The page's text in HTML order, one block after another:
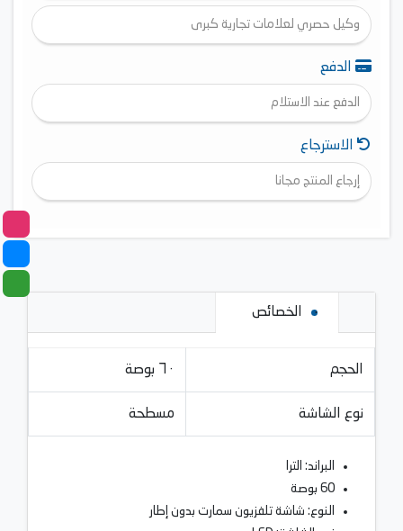
وكيل حصري لعلامات تجارية كبرى
الدفع
الدفع عند الاستلام
الاسترجاع
إرجاع المنتج مجانا
الخصائص
الحجم ٦٠ بوصة
نوع الشاشة مسطحة
البراند: الترا
60 بوصة
النوع: شاشة تلفزيون سمارت بدون إطار